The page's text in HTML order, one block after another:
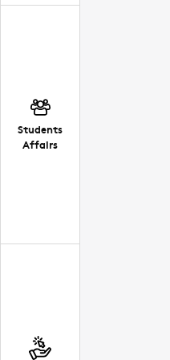
Students
Affairs